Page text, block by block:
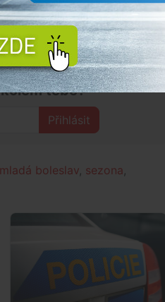
tebe?
Přihlásit
mladá boleslav sezona